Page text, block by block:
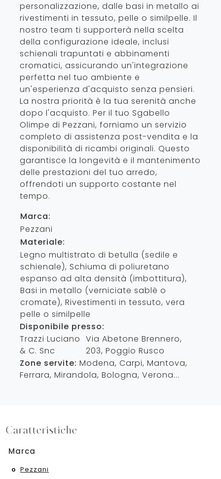
personalizzazione, dalle basi in metallo ai
rivestimenti in tessuto, pelle o similpelle. Il
nostro team ti supporterà nella scelta
della configurazione ideale, inclusi
schienali trapuntati e abbinamenti
cromatici, assicurando un'integrazione
perfetta nel tuo ambiente e
un'esperienza d'acquisto senza pensieri.
La nostra priorità è la tua serenità anche
dopo l'acquisto. Per il tuo Sgabello
Olimpe di Pezzani, forniamo un servizio
completo di assistenza post-vendita e la
disponibilità di ricambi originali. Questo
garantisce la longevità e il mantenimento
delle prestazioni del tuo arredo,
offrendoti un supporto costante nel
tempo.
Marca:
Pezzani
Materiale:
Legno multistrato di betulla (sedile e
schienale), Schiuma di poliuretano
espanso ad alta densità (imbottitura),
Basi in metallo (verniciate sablè o
cromate), Rivestimenti in tessuto, vera
pelle o similpelle
Disponibile presso:
Trazzi Luciano
& C. Snc
Via Abetone Brennero,
203, Poggio Rusco
Zone servite: Modena, Carpi, Mantova,
Ferrara, Mirandola, Bologna, Verona...
Caratteristiche
Marca
Pezzani